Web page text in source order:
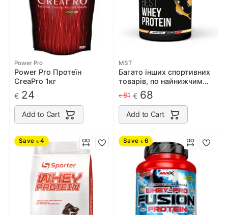
Power Pro
Power Pro Протеїн
CreaPro 1кг
€ 24
Add to Cart
MST
Багато інших спортивних
товарів, по найнижчим
цінам в Україні на сайті
наших партнерів
gymbest.com.ua!
€81 € 68
Add to Cart
Save € 4 Save € 6